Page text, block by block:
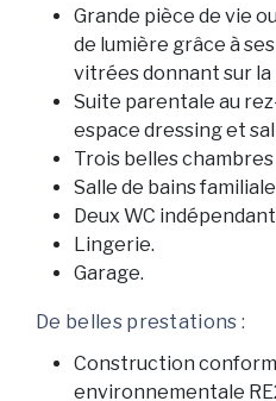
Grande pièce de vie
de lumière grâce à
vitrées donnant sur la
Suite parentale au
espace dressing et
Trois belles chambres
Salle de bains
Deux WC
Lingerie.
Garage.
De belles prestations :
Construction
environnementale